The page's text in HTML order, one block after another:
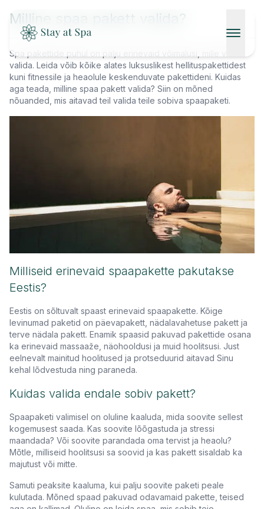
AVALEHT
SPAAD
Milline spaa pakett valida?
Spa pakettide puhul on palju erinevaid võimalusi, mille vahel
valida. Leida võib kõike alates luksuslikest hellituspakettidest
kuni fitnessile ja heaolule keskenduvate pakettideni. Kuidas
aga teada, milline spaa pakett valida? Siin on mõned
nõuanded, mis aitavad teil valida teile sobiva spaapaketi.
Milliseid erinevaid spaapakette pakutakse
Eestis?
Eestis on sõltuvalt spaast erinevaid spaapakette. Kõige
levinumad paketid on päevapakett, nädalavahetuse pakett ja
terve nädala pakett. Enamik spaasid pakuvad pakettide osana
ka erinevaid massaaže, näohooldusi ja muid hoolitsusi. Just
eelnevalt mainitud hoolitused ja protseduurid aitavad Sinu
kehal lõdvestuda ning paraneda.
Kuidas valida endale sobiv pakett?
Spaapaketi valimisel on oluline kaaluda, mida soovite sellest
kogemusest saada. Kas soovite lõõgastuda ja stressi
maandada? Või soovite parandada oma tervist ja heaolu?
Mõtle, milliseid hoolitsusi sa soovid ja kas pakett sisaldab ka
majutust või mitte.
Samuti peaksite kaaluma, kui palju soovite paketi peale
kulutada. Mõned spaad pakuvad odavamaid pakette, teised